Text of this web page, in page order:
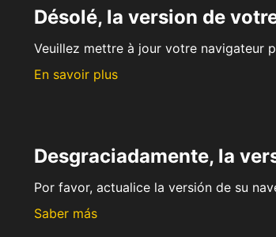
Désolé, la version de
Veuillez mettre à jour votre navigateur
En savoir plus
Desgraciadamente, la
Por favor, actualice la versión de su
Saber más